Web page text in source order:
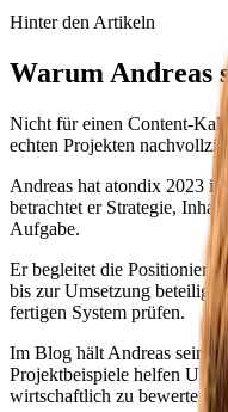
Hinter den Artikeln
Warum Andreas
Nicht für einen Content-
echten Projekten
Andreas hat atondix 2023
betrachtet er Strategie,
Aufgabe.
Er begleitet die
bis zur Umsetzung beteiligt.
fertigen System prüfen.
Im Blog hält Andreas seine
Projektbeispiele helfen
wirtschaftlich zu bewerten.